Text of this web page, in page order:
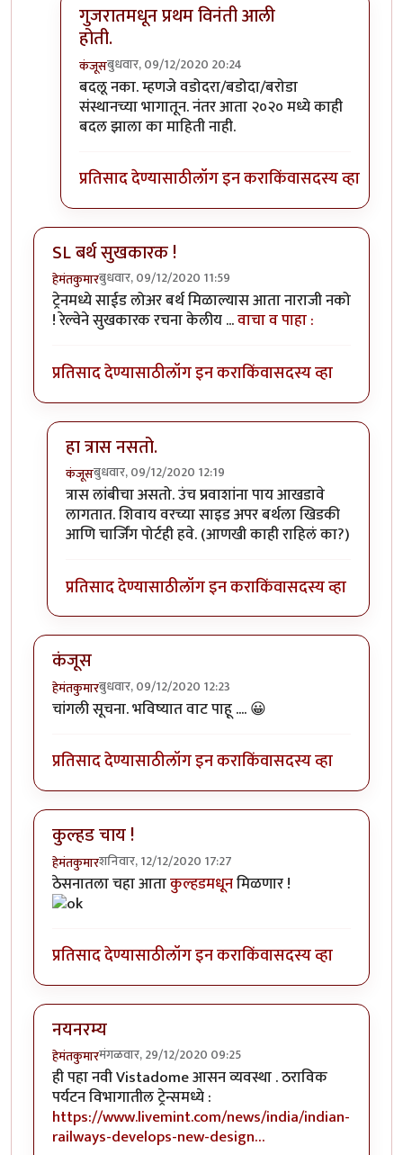
गुजरातमधून प्रथम विनंती आली
होती.
कंजूसबुधवार, 09/12/2020 20:24
In reply toमाथेरानची आहेच.byकंजूस
बदलू नका. म्हणजे वडोदरा/बडोदा/बरोडा
संस्थानच्या भागातून. नंतर आता २०२० मध्ये काही
बदल झाला का माहिती नाही.
प्रतिसाद देण्यासाठीलॉग इन कराकिंवासदस्य व्हा
SL बर्थ सुखकारक !
हेमंतकुमारबुधवार, 09/12/2020 11:59
ट्रेनमध्ये साईड लोअर बर्थ मिळाल्यास आता नाराजी नको
! रेल्वेने सुखकारक रचना केलीय ...वाचा व पाहा :
प्रतिसाद देण्यासाठीलॉग इन कराकिंवासदस्य व्हा
हा त्रास नसतो.
कंजूसबुधवार, 09/12/2020 12:19
In reply toSL बर्थ सुखकारक !byहेमंतकुमार
त्रास लांबीचा असतो. उंच प्रवाशांना पाय आखडावे
लागतात. शिवाय वरच्या साइड अपर बर्थला खिडकी
आणि चार्जिंग पोर्टही हवे. (आणखी काही राहिलं का?)
प्रतिसाद देण्यासाठीलॉग इन कराकिंवासदस्य व्हा
कंजूस
हेमंतकुमारबुधवार, 09/12/2020 12:23
चांगली सूचना. भविष्यात वाट पाहू .... 😀
प्रतिसाद देण्यासाठीलॉग इन कराकिंवासदस्य व्हा
कुल्हड चाय !
हेमंतकुमारशनिवार, 12/12/2020 17:27
ठेसनातला चहा आताकुल्हडमधूनमिळणार !
प्रतिसाद देण्यासाठीलॉग इन कराकिंवासदस्य व्हा
नयनरम्य
हेमंतकुमारमंगळवार, 29/12/2020 09:25
ही पहा नवी Vistadome आसन व्यवस्था . ठराविक
पर्यटन विभागातील ट्रेन्समध्ये :
https://www.livemint.com/news/india/indian-
railways-develops-new-design…